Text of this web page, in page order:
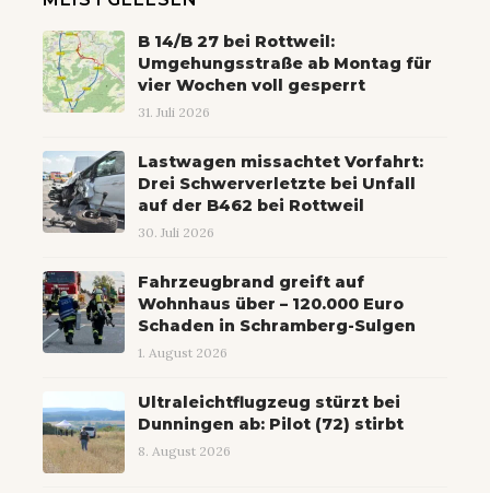
B 14/B 27 bei Rottweil:
Umgehungsstraße ab Montag für
vier Wochen voll gesperrt
31. Juli 2026
Lastwagen missachtet Vorfahrt:
Drei Schwerverletzte bei Unfall
auf der B462 bei Rottweil
30. Juli 2026
Fahrzeugbrand greift auf
Wohnhaus über – 120.000 Euro
Schaden in Schramberg-Sulgen
1. August 2026
Ultraleichtflugzeug stürzt bei
Dunningen ab: Pilot (72) stirbt
8. August 2026